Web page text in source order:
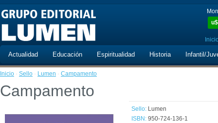
u$
Actualidad Educación Espiritualidad Historia Infantil/
Inicio · Sello · Lumen · Campamento
Campamento
Sello: Lumen
ISBN: 950-724-136-1